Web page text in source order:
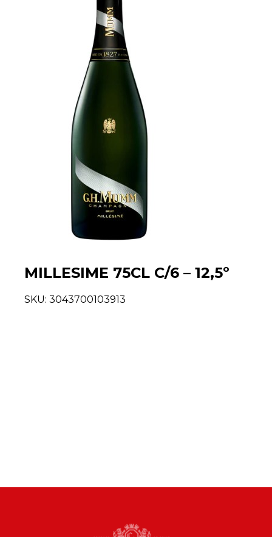
MILLESIME 75CL C/6 – 12,5º
SKU: 3043700103913